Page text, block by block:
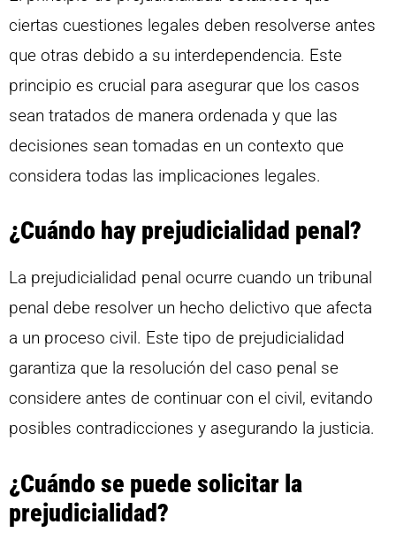
ciertas cuestiones legales deben resolverse antes
que otras debido a su interdependencia. Este
principio es crucial para asegurar que los casos
sean tratados de manera ordenada y que las
decisiones sean tomadas en un contexto que
considera todas las implicaciones legales.
¿Cuándo hay prejudicialidad penal?
La prejudicialidad penal ocurre cuando un tribunal
penal debe resolver un hecho delictivo que afecta
a un proceso civil. Este tipo de prejudicialidad
garantiza que la resolución del caso penal se
considere antes de continuar con el civil, evitando
posibles contradicciones y asegurando la justicia.
¿Cuándo se puede solicitar la
prejudicialidad?